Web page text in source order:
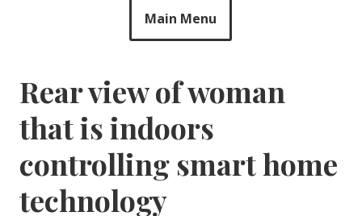
Main Menu
Rear view of woman
that is indoors
controlling smart home
technology